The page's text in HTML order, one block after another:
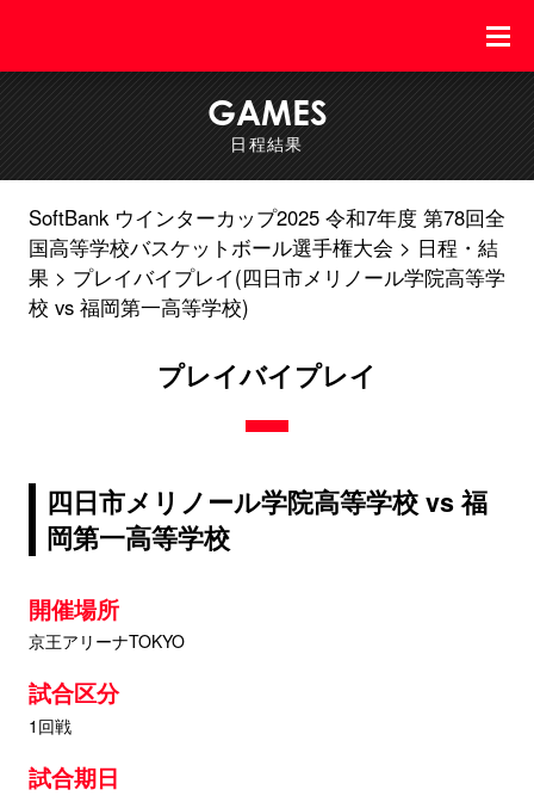
GAMES
日程結果
SoftBank ウインターカップ2025 令和7年度 第78回全
国高等学校バスケットボール選手権大会
日程・結
果
プレイバイプレイ(四日市メリノール学院高等学
校 vs 福岡第一高等学校)
プレイバイプレイ
四日市メリノール学院高等学校 vs 福
岡第一高等学校
開催場所
京王アリーナTOKYO
試合区分
1回戦
試合期日